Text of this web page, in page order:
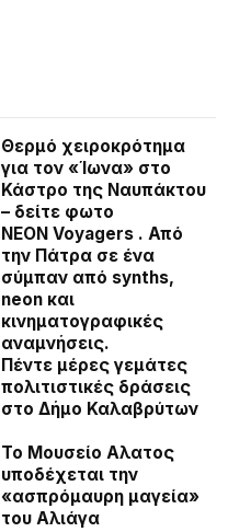
Θερμό χειροκρότημα
για τον «Ίωνα» στο
Κάστρο της Ναυπάκτου
– δείτε φωτο
NEON Voyagers . Από
την Πάτρα σε ένα
σύμπαν από synths,
neon και
κινηματογραφικές
αναμνήσεις.
Πέντε μέρες γεμάτες
πολιτιστικές δράσεις
στο Δήμο Καλαβρύτων
Το Μουσείο Αλατος
υποδέχεται την
«ασπρόμαυρη μαγεία»
του Αλιάγα